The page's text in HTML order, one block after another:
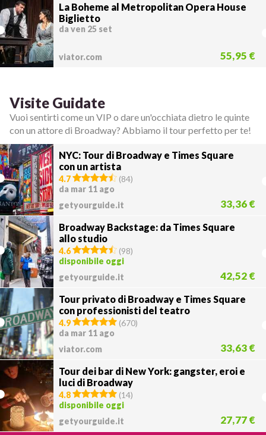
La Boheme al Metropolitan Opera House
Biglietto
da ven 25 set
viator.com 55,95 €
Visite Guidate
Vuoi sentirti come un VIP o dare un'occhiata dietro le quinte
con un attore di Broadway? Abbiamo il tour perfetto per te!
NYC: Tour di Broadway e Times Square
con un artista
4.7 (84)
da mar 11 ago
getyourguide.it
33,36 €
Broadway Backstage: da Times Square
allo studio
4.6 (98)
disponibile oggi
getyourguide.it
42,52 €
Tour privato di Broadway e Times Square
con professionisti del teatro
4.9 (670)
da mar 11 ago
viator.com
33,63 €
Tour dei bar di New York: gangster, eroi e
luci di Broadway
4.8 (14)
disponibile oggi
getyourguide.it
27,77 €